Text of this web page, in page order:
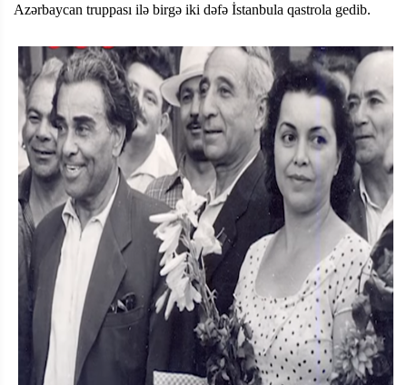
Azərbaycan truppası ilə birgə iki dəfə İstanbula qastrola gedib.